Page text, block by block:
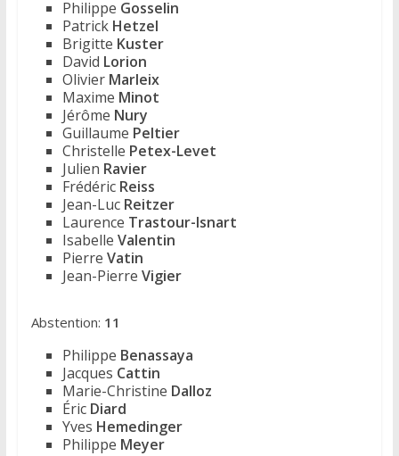
Philippe Gosselin
Patrick Hetzel
Brigitte Kuster
David Lorion
Olivier Marleix
Maxime Minot
Jérôme Nury
Guillaume Peltier
Christelle Petex-Levet
Julien Ravier
Frédéric Reiss
Jean-Luc Reitzer
Laurence Trastour-Isnart
Isabelle Valentin
Pierre Vatin
Jean-Pierre Vigier
Abstention: 11
Philippe Benassaya
Jacques Cattin
Marie-Christine Dalloz
Éric Diard
Yves Hemedinger
Philippe Meyer